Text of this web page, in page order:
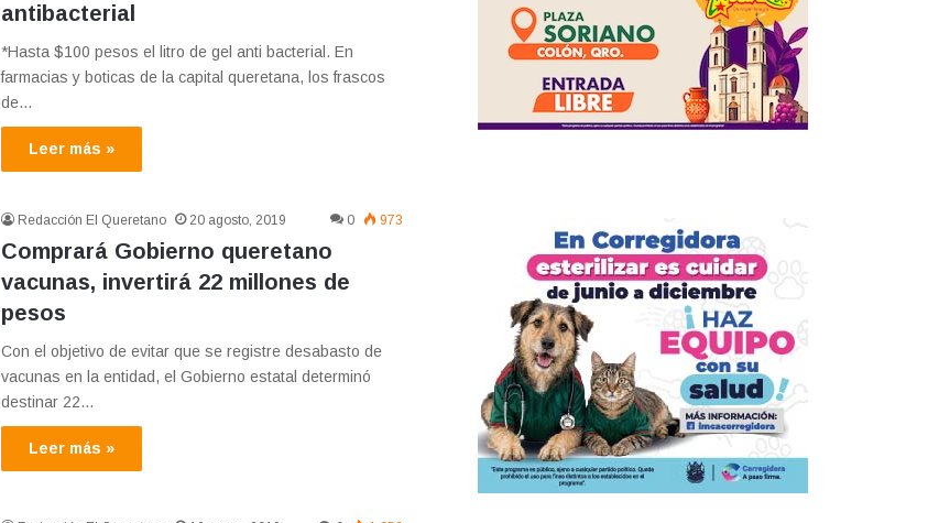
antibacterial
*Hasta $100 pesos el litro de gel anti bacterial. En
farmacias y boticas de la capital queretana, los frascos
de…
Leer más »
Redacción El Queretano 20 agosto, 2019 0 973
Comprará Gobierno queretano
vacunas, invertirá 22 millones de
pesos
Con el objetivo de evitar que se registre desabasto de
vacunas en la entidad, el Gobierno estatal determinó
destinar 22…
Leer más »